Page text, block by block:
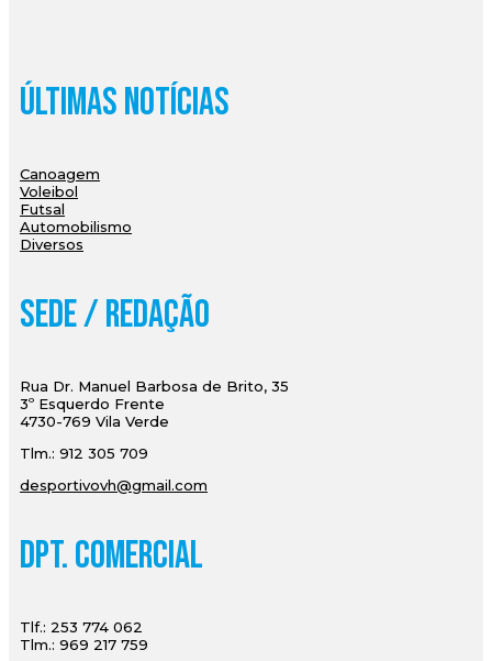
Últimas Notícias
Canoagem
Voleibol
Futsal
Automobilismo
Diversos
Sede / Redação
Rua Dr. Manuel Barbosa de Brito, 35
3º Esquerdo Frente
4730-769 Vila Verde
Tlm.: 912 305 709
desportivovh@gmail.com
Dpt. Comercial
Tlf.: 253 774 062
Tlm.: 969 217 759